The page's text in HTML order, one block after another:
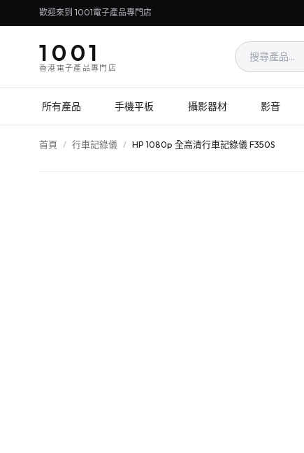
歡迎來到 1001電子產品專門店
1001
香港電子產品專門店
所有產品 手機平板 攝影器材 影音
首頁 / 行車記錄儀 / HP 1080p 全高清行車記錄儀 F350S